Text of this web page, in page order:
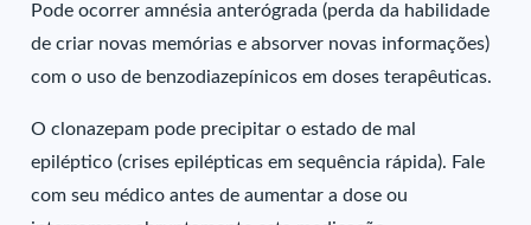
Pode ocorrer amnésia anterógrada (perda da habilidade
de criar novas memórias e absorver novas informações)
com o uso de benzodiazepínicos em doses terapêuticas.
O clonazepam pode precipitar o estado de mal
epiléptico (crises epilépticas em sequência rápida). Fale
com seu médico antes de aumentar a dose ou